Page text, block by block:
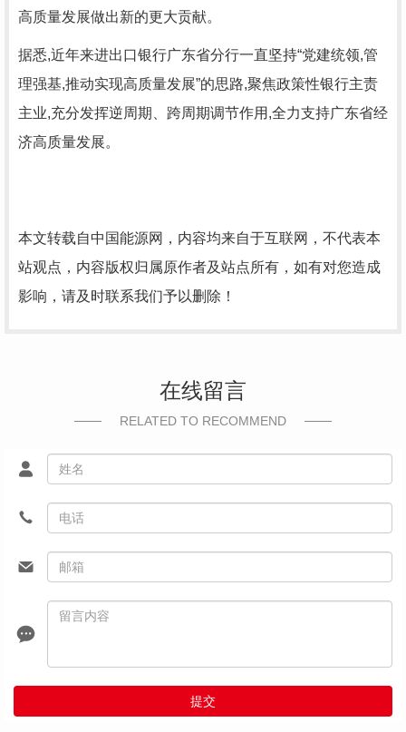
高质量发展做出新的更大贡献。
据悉,近年来进出口银行广东省分行一直坚持“党建统领,管
理强基,推动实现高质量发展”的思路,聚焦政策性银行主责
主业,充分发挥逆周期、跨周期调节作用,全力支持广东省经
济高质量发展。
本文转载自中国能源网，内容均来自于互联网，不代表本
站观点，内容版权归属原作者及站点所有，如有对您造成
影响，请及时联系我们予以删除！
在线留言
RELATED TO RECOMMEND
提交